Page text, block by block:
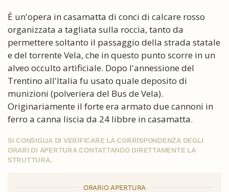
È un'opera in casamatta di conci di calcare rosso
organizzata a tagliata sulla roccia, tanto da
permettere soltanto il passaggio della strada statale
e del torrente Vela, che in questo punto scorre in un
alveo occulto artificiale. Dopo l'annessione del
Trentino all'Italia fu usato quale deposito di
munizioni (polveriera del Bus de Vela).
Originariamente il forte era armato due cannoni in
ferro a canna liscia da 24 libbre in casamatta.
SI CONSIGLIA DI VERIFICARE LA CORRISPONDENZA DEGLI
ORARI DI APERTURA CONTATTANDO DIRETTAMENTE LA
STRUTTURA.
ORARIO APERTURA